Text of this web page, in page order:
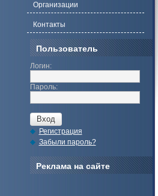
Организации
Контакты
Пользователь
Логин:
Пароль:
Регистрация
Забыли пароль?
Реклама на сайте